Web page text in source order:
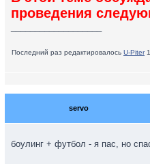
проведения
Последний раз редактировалось U-Piter
servo
боулинг + футбол - я пас, но